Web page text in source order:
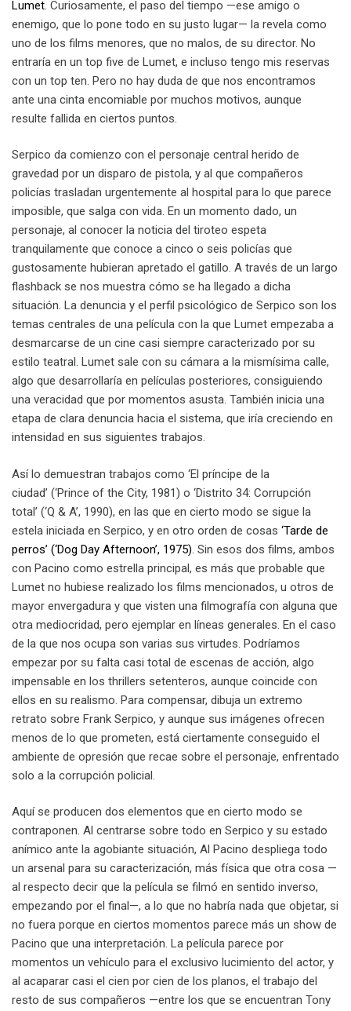
Lumet. Curiosamente, el paso del tiempo —ese amigo o
enemigo, que lo pone todo en su justo lugar— la revela como
uno de los films menores, que no malos, de su director. No
entraría en un top five de Lumet, e incluso tengo mis reservas
con un top ten. Pero no hay duda de que nos encontramos
ante una cinta encomiable por muchos motivos, aunque
resulte fallida en ciertos puntos.
Serpico da comienzo con el personaje central herido de
gravedad por un disparo de pistola, y al que compañeros
policías trasladan urgentemente al hospital para lo que parece
imposible, que salga con vida. En un momento dado, un
personaje, al conocer la noticia del tiroteo espeta
tranquilamente que conoce a cinco o seis policías que
gustosamente hubieran apretado el gatillo. A través de un largo
flashback se nos muestra cómo se ha llegado a dicha
situación. La denuncia y el perfil psicológico de Serpico son los
temas centrales de una película con la que Lumet empezaba a
desmarcarse de un cine casi siempre caracterizado por su
estilo teatral. Lumet sale con su cámara a la mismísima calle,
algo que desarrollaría en películas posteriores, consiguiendo
una veracidad que por momentos asusta. También inicia una
etapa de clara denuncia hacia el sistema, que iría creciendo en
intensidad en sus siguientes trabajos.
Así lo demuestran trabajos como ‘El príncipe de la
ciudad’ (‘Prince of the City, 1981) o ‘Distrito 34: Corrupción
total’ (‘Q & A’, 1990), en las que en cierto modo se sigue la
estela iniciada en Serpico, y en otro orden de cosas ‘Tarde de
perros’ (‘Dog Day Afternoon’, 1975). Sin esos dos films, ambos
con Pacino como estrella principal, es más que probable que
Lumet no hubiese realizado los films mencionados, u otros de
mayor envergadura y que visten una filmografía con alguna que
otra mediocridad, pero ejemplar en líneas generales. En el caso
de la que nos ocupa son varias sus virtudes. Podríamos
empezar por su falta casi total de escenas de acción, algo
impensable en los thrillers setenteros, aunque coincide con
ellos en su realismo. Para compensar, dibuja un extremo
retrato sobre Frank Serpico, y aunque sus imágenes ofrecen
menos de lo que prometen, está ciertamente conseguido el
ambiente de opresión que recae sobre el personaje, enfrentado
solo a la corrupción policial.
Aquí se producen dos elementos que en cierto modo se
contraponen. Al centrarse sobre todo en Serpico y su estado
anímico ante la agobiante situación, Al Pacino despliega todo
un arsenal para su caracterización, más física que otra cosa —
al respecto decir que la película se filmó en sentido inverso,
empezando por el final—, a lo que no habría nada que objetar, si
no fuera porque en ciertos momentos parece más un show de
Pacino que una interpretación. La película parece por
momentos un vehículo para el exclusivo lucimiento del actor, y
al acaparar casi el cien por cien de los planos, el trabajo del
resto de sus compañeros —entre los que se encuentran Tony